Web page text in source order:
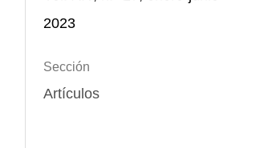
2023
Sección
Artículos